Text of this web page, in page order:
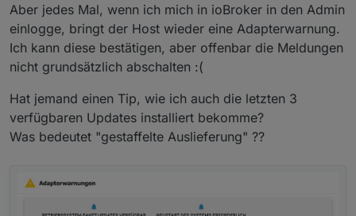
Aber jedes Mal, wenn ich mich in ioBroker in den Admin
einlogge, bringt der Host wieder eine Adapterwarnung.
Ich kann diese bestätigen, aber offenbar die Meldungen
nicht grundsätzlich abschalten :(
Hat jemand einen Tip, wie ich auch die letzten 3
verfügbaren Updates installiert bekomme?
Was bedeutet "gestaffelte Auslieferung" ??